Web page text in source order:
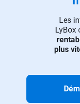
Les
LyBox
plus